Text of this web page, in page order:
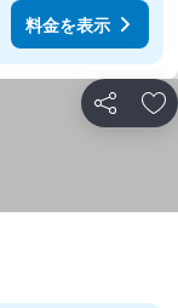
料金を表示
シェア お